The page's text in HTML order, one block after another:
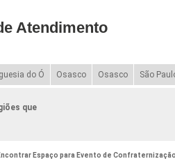
Atendimento
do Ó Osasco Osasco São
que
Espaço para Evento de